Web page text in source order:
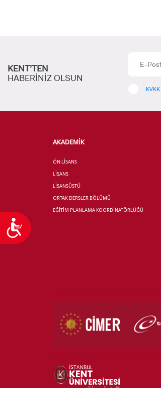
Ulaşılabilirlik
KENT’TEN
HABERİNİZ OLSUN
KVKK
AKADEMİK
ÖN LİSANS
LİSANS
LİSANSÜSTÜ
ORTAK DERSLER BÖLÜMÜ
EĞİTİM PLANLAMA KOORDİNATÖRLÜĞÜ